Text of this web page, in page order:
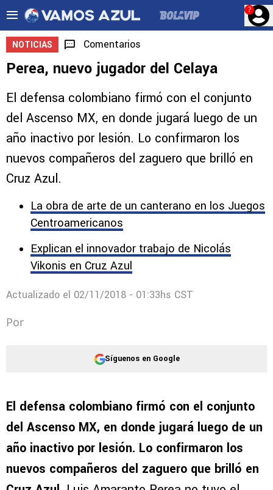
?
NOTICIAS Comentarios
Perea, nuevo jugador del Celaya
El defensa colombiano firmó con el conjunto
del Ascenso MX, en donde jugará luego de un
año inactivo por lesión. Lo confirmaron los
nuevos compañeros del zaguero que brilló en
Cruz Azul.
La obra de arte de un canterano en los Juegos
Centroamericanos
Explican el innovador trabajo de Nicolás
Vikonis en Cruz Azul
Actualizado el 02/11/2018 - 01:33hs CST
Por
Síguenos en Google
El defensa colombiano firmó con el conjunto
del Ascenso MX, en donde jugará luego de un
año inactivo por lesión. Lo confirmaron los
nuevos compañeros del zaguero que brilló en